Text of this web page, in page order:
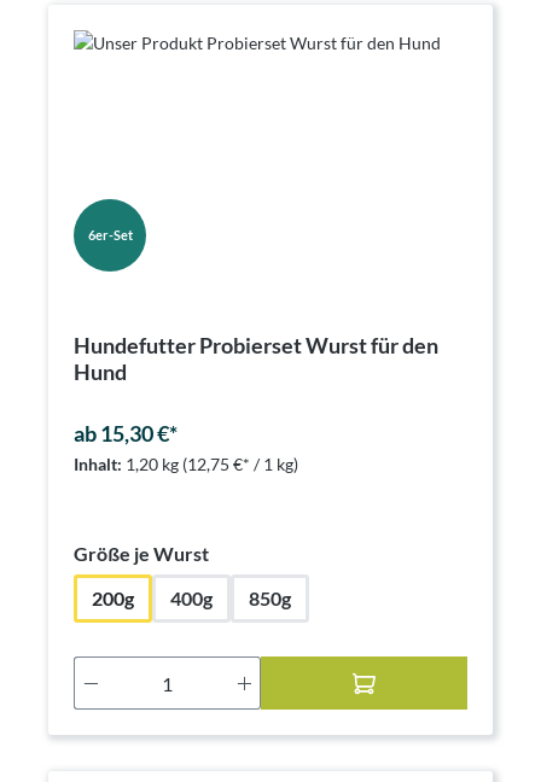
6er-Set
Hundefutter Probierset Wurst für den
Hund
ab 15,30 €*
Inhalt: 1,20 kg (12,75 €* / 1 kg)
Größe je Wurstauswählen
200g
400g 850g
Produkt Anzahl: Gib den gewünschten